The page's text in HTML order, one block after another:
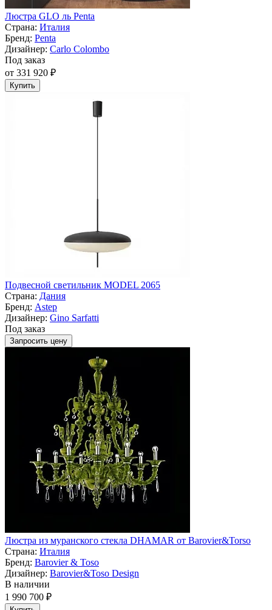
Люстра GLO ль Penta
Страна: Италия
Бренд: Penta
Дизайнер: Carlo Colombo
Под заказ
от 331 920 ₽
Купить
Подвесной светильник MODEL 2065
Страна: Дания
Бренд: Astep
Дизайнер: Gino Sarfatti
Под заказ
Запросить цену
Люстра из муранского стекла DHAMAR от Barovier&Torso
Страна: Италия
Бренд: Barovier & Toso
Дизайнер: Barovier&Toso Design
В наличии
1 990 700 ₽